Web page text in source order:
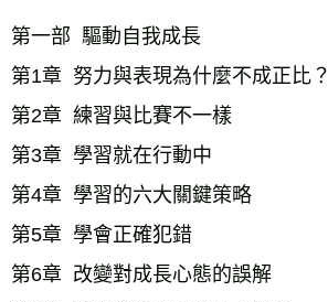
第一部  驅動自我成長
第1章  努力與表現為什麼不成正比？
第2章  練習與比賽不一樣
第3章  學習就在行動中
第4章  學習的六大關鍵策略
第5章  學會正確犯錯
第6章  改變對成長心態的誤解